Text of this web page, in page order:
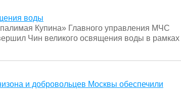
воды
Купина» Главного управления МЧС
Чин великого освящения воды в рамках
и добровольцев Москвы обеспечили